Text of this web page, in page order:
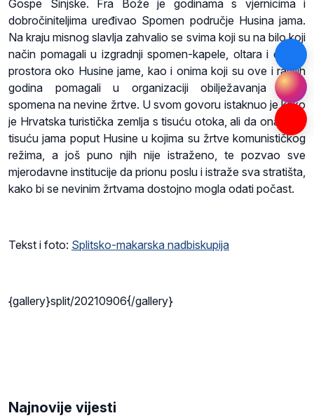
Gospe Sinjske. Fra Bože je godinama s vjernicima i
dobročiniteljima uređivao Spomen područje Husina jama.
Na kraju misnog slavlja zahvalio se svima koji su na bilo koji
način pomagali u izgradnji spomen-kapele, oltara i cijelog
prostora oko Husine jame, kao i onima koji su ove i ranijih
godina pomagali u organizaciji obilježavanja ovog
spomena na nevine žrtve. U svom govoru istaknuo je kako
je Hrvatska turistička zemlja s tisuću otoka, ali da ona ima i
tisuću jama poput Husine u kojima su žrtve komunističkog
režima, a još puno njih nije istraženo, te pozvao sve
mjerodavne institucije da prionu poslu i istraže sva stratišta,
kako bi se nevinim žrtvama dostojno mogla odati počast.
Tekst i foto: Splitsko-makarska nadbiskupija
{gallery}split/20210906{/gallery}
Najnovije vijesti